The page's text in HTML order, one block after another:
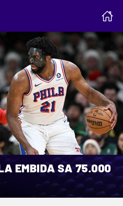
EMBIDA SA 75.000